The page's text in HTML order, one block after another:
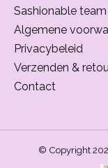
Sashionable team
Algemene
Privacybeleid
Verzenden &
Contact
© Copyright